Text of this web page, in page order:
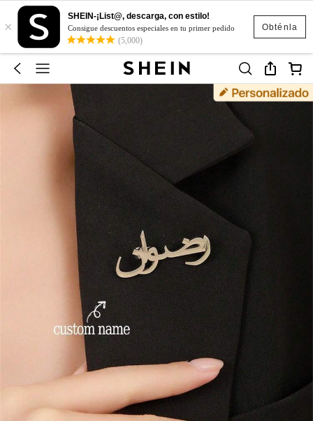
Obténla
×
SHEIN-¡List@, descarga, con estilo!
Consigue descuentos especiales en tu primer pedido
(5,000)